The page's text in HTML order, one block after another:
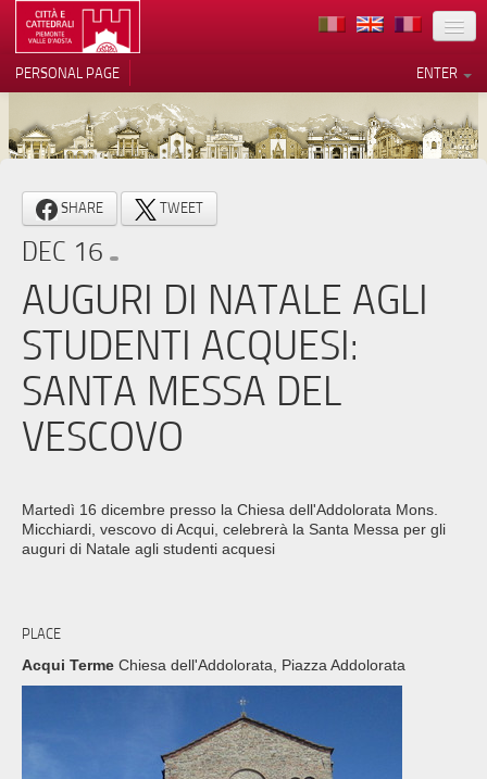
LOCATION
ARCHITECTURE
MUSEUMS
ITINERARIES
EVENTS
CONTACTS
PRESS
ENTER
PERSONAL PAGE
SHARE TWEET
DEC 16
AUGURI DI NATALE AGLI
STUDENTI ACQUESI:
SANTA MESSA DEL
VESCOVO
Martedì 16 dicembre presso la Chiesa dell'Addolorata Mons.
Micchiardi, vescovo di Acqui, celebrerà la Santa Messa per gli
auguri di Natale agli studenti acquesi
PLACE
Acqui Terme Chiesa dell'Addolorata, Piazza Addolorata
Notice at collection
Your Privacy Choices